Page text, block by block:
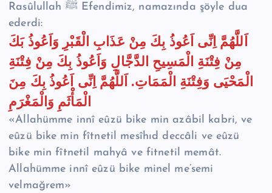
Rasûlullah ﷺ Efendimiz, namazında şöyle dua
ederdi:
اَللَّهُمَّ اِنِّى اَعُوذُ بِكَ مِنْ عَذَابِ الْقَبْرِ وَاَعُوذُ بَكَ
مِنْ فِتْنَةِ الْمَسِيحِ الدَّجَّالِ وَاَعُوذُ بِكَ مِنْ فِتْنَةِ
الْمَحْيَى وَفِتْنَةِ الْمَمَاتِ. اَللَّهُمَّ اِنِّى اَعُوذُ بِكَ مِنَ
الْمَأْثَمِ وَالْمَغْرَمِ
«Allahümme innî eûzü bike min azâbil kabri, ve
eûzü bike min fîtnetil mesîhıd deccâli ve eûzü
bike min fîtnetil mahyâ ve fitnetil memât.
Allahümme innî eûzü bike minel me’semi
velmağrem»